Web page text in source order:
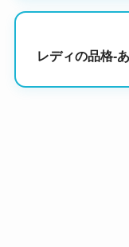
レディの品格-